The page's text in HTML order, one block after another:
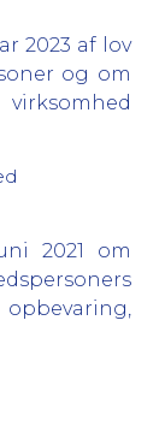
2023 af lov
og om
2021 om